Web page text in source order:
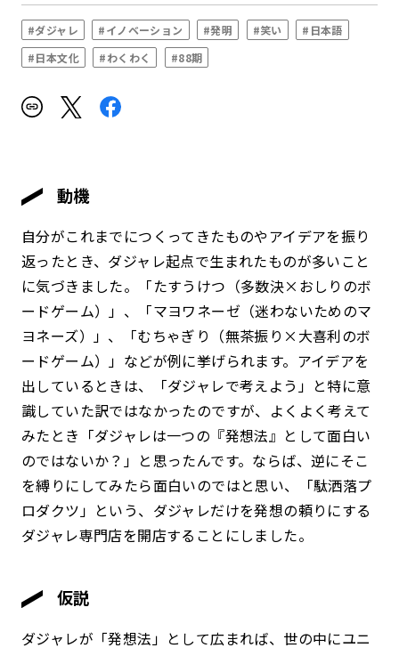
#ダジャレ #イノベーション #発明 #笑い
#日本語
#日本文化
#わくわく #88期
動機
自分がこれまでにつくってきたものやアイデアを振り
返ったとき、ダジャレ起点で生まれたものが多いこと
に気づきました。「たすうけつ（多数決×おしりのボ
ードゲーム）」、「マヨワネーゼ（迷わないためのマ
ヨネーズ）」、「むちゃぎり（無茶振り×大喜利のボ
ードゲーム）」などが例に挙げられます。アイデアを
出しているときは、「ダジャレで考えよう」と特に意
識していた訳ではなかったのですが、よくよく考えて
みたとき「ダジャレは一つの『発想法』として面白い
のではないか？」と思ったんです。ならば、逆にそこ
を縛りにしてみたら面白いのではと思い、「駄洒落プ
ロダクツ」という、ダジャレだけを発想の頼りにする
ダジャレ専門店を開店することにしました。
仮説
ダジャレが「発想法」として広まれば、世の中にユニ